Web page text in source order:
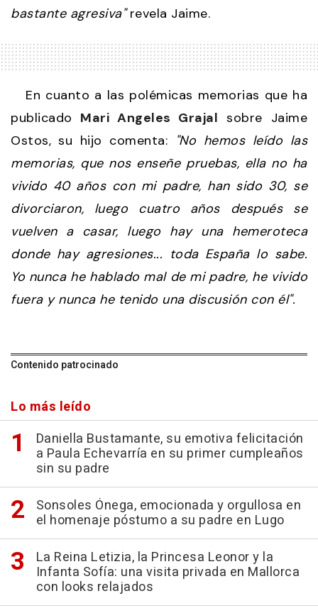
bastante agresiva"revela Jaime.
En cuanto a las polémicas memorias que ha
publicado Mari Angeles Grajal sobre Jaime
Ostos, su hijo comenta: "No hemos leído las
memorias, que nos enseñe pruebas, ella no ha
vivido 40 años con mi padre, han sido 30, se
divorciaron, luego cuatro años después se
vuelven a casar, luego hay una hemeroteca
donde hay agresiones... toda España lo sabe.
Yo nunca he hablado mal de mi padre, he vivido
fuera y nunca he tenido una discusión con él".
Contenido patrocinado
Lo más leído
Daniella Bustamante, su emotiva felicitación
a Paula Echevarría en su primer cumpleaños
sin su padre
Sonsoles Ónega, emocionada y orgullosa en
el homenaje póstumo a su padre en Lugo
La Reina Letizia, la Princesa Leonor y la
Infanta Sofía: una visita privada en Mallorca
con looks relajados